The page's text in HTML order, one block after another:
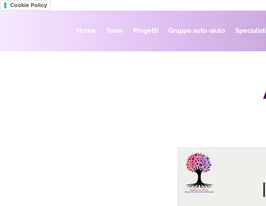
Cookie Policy
Home Team Progetti Gruppo auto-aiuto